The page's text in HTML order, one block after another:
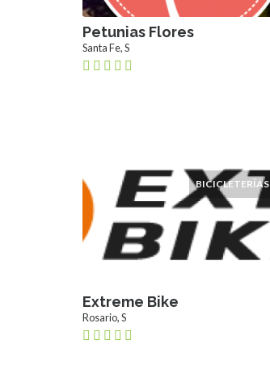
Petunias Flores
Santa Fe, S
BICICLETERÍAS
Extreme Bike
Rosario, S